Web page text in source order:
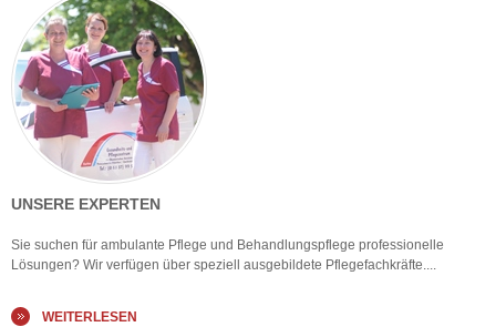
UNSERE EXPERTEN
Sie suchen für ambulante Pflege und Behandlungspflege professionelle
Lösungen? Wir verfügen über speziell ausgebildete Pflegefachkräfte....
WEITERLESEN